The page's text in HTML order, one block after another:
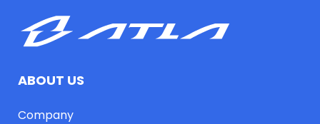
ABOUT US
Company